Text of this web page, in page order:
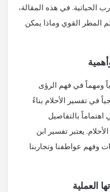
الحياتية. في هذه المقالة،
المطر القوي وماذا يمكن
ومهماً في فهم الرؤى
في تفسير الأحلام بناءً
بالتفاصيل
يعتبر تفسير ابن
وفهم عواطفنا وتجاربنا
العملية